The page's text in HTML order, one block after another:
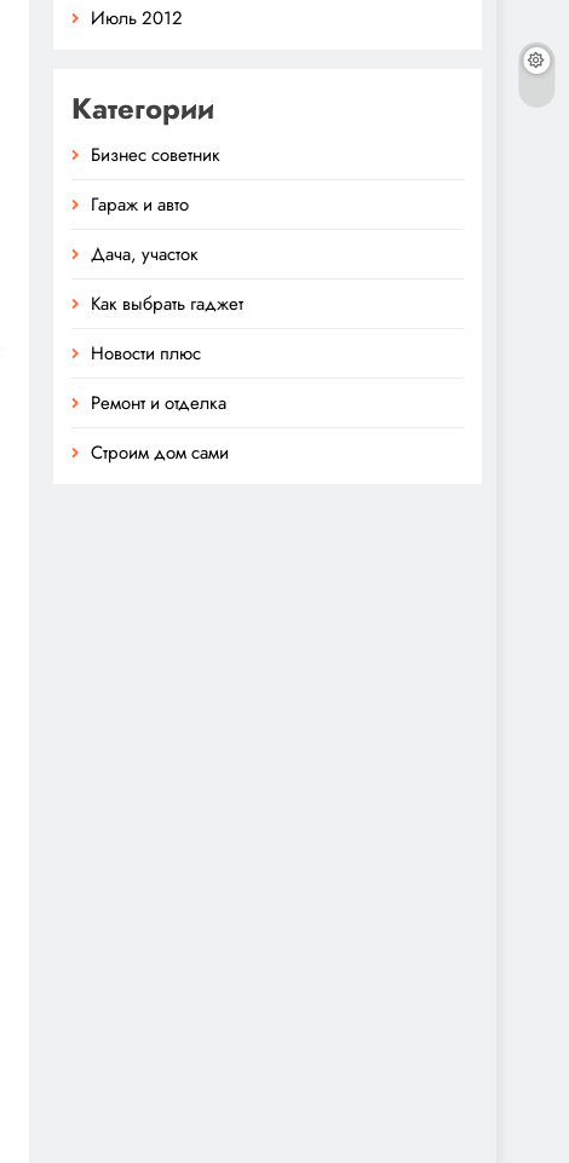
Июль 2012
Категории
Бизнес советник
Гараж и авто
Дача, участок
Как выбрать гаджет
Новости плюс
Ремонт и отделка
Строим дом сами